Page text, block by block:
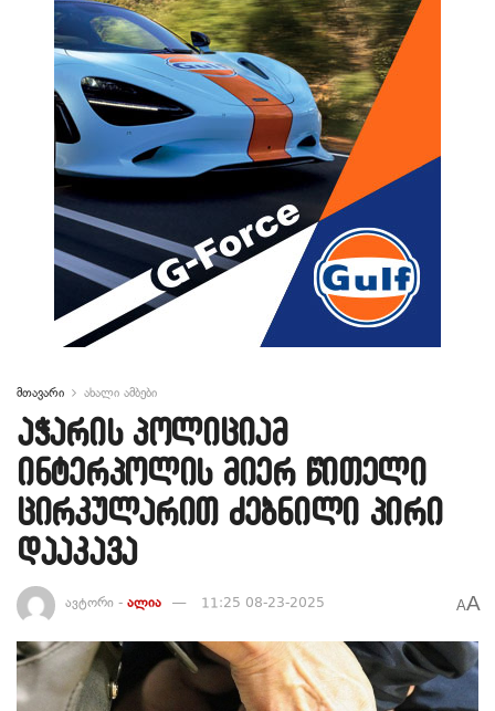
მთავარი ახალი ამბები
აჭარის პოლიციამ
ინტერპოლის მიერ წითელი
ცირკულარით ძებნილი პირი
დააკავა
ავტორი - ალია 11:25 08-23-2025 AA